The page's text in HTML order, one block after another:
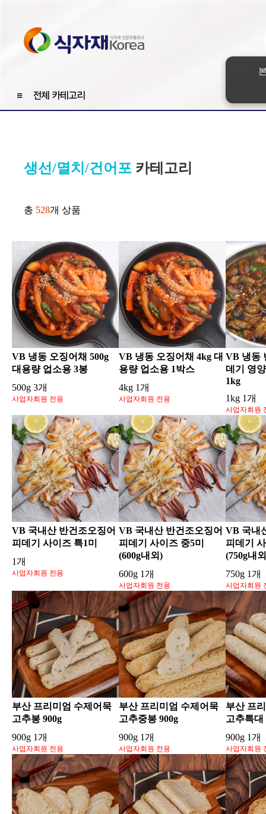
≡ 전체 카테고리
생선/멸치/건어포 카테고리
총 528개 상품
VB 냉동 오징어채 500g
대용량 업소용 3봉
500g 3개
사업자회원 전용
VB 냉동 오징어채 4kg 대
용량 업소용 1박스
4kg 1개
사업자회원 전용
VB 냉동
데기 영
1kg
1kg 1개
사업자회원
VB 국내산 반건조오징어
피데기 사이즈 특1미
1개
사업자회원 전용
VB 국내산 반건조오징어
피데기 사이즈 중5미
(600g내외)
600g 1개
사업자회원 전용
VB 국내
피데기
(750g내
750g 1개
사업자회원
부산 프리미엄 수제어묵
고추봉 900g
900g 1개
사업자회원 전용
부산 프리미엄 수제어묵
고추중봉 900g
900g 1개
사업자회원 전용
부산 프
고추특대
900g 1개
사업자회원